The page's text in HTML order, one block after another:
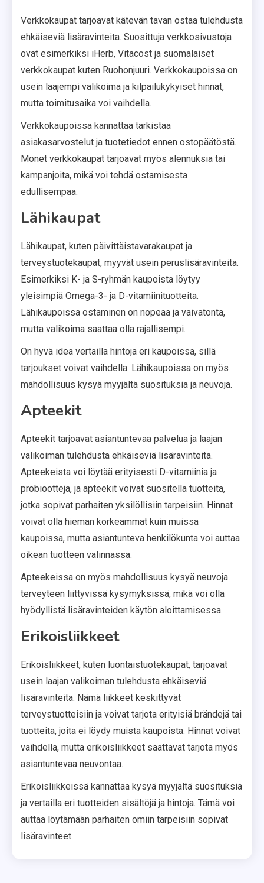
Verkkokaupat tarjoavat kätevän tavan ostaa tulehdusta
ehkäiseviä lisäravinteita. Suosittuja verkkosivustoja
ovat esimerkiksi iHerb, Vitacost ja suomalaiset
verkkokaupat kuten Ruohonjuuri. Verkkokaupoissa on
usein laajempi valikoima ja kilpailukykyiset hinnat,
mutta toimitusaika voi vaihdella.
Verkkokaupoissa kannattaa tarkistaa
asiakasarvostelut ja tuotetiedot ennen ostopäätöstä.
Monet verkkokaupat tarjoavat myös alennuksia tai
kampanjoita, mikä voi tehdä ostamisesta
edullisempaa.
Lähikaupat
Lähikaupat, kuten päivittäistavarakaupat ja
terveystuotekaupat, myyvät usein peruslisäravinteita.
Esimerkiksi K- ja S-ryhmän kaupoista löytyy
yleisimpiä Omega-3- ja D-vitamiinituotteita.
Lähikaupoissa ostaminen on nopeaa ja vaivatonta,
mutta valikoima saattaa olla rajallisempi.
On hyvä idea vertailla hintoja eri kaupoissa, sillä
tarjoukset voivat vaihdella. Lähikaupoissa on myös
mahdollisuus kysyä myyjältä suosituksia ja neuvoja.
Apteekit
Apteekit tarjoavat asiantuntevaa palvelua ja laajan
valikoiman tulehdusta ehkäiseviä lisäravinteita.
Apteekeista voi löytää erityisesti D-vitamiinia ja
probiootteja, ja apteekit voivat suositella tuotteita,
jotka sopivat parhaiten yksilöllisiin tarpeisiin. Hinnat
voivat olla hieman korkeammat kuin muissa
kaupoissa, mutta asiantunteva henkilökunta voi auttaa
oikean tuotteen valinnassa.
Apteekeissa on myös mahdollisuus kysyä neuvoja
terveyteen liittyvissä kysymyksissä, mikä voi olla
hyödyllistä lisäravinteiden käytön aloittamisessa.
Erikoisliikkeet
Erikoisliikkeet, kuten luontaistuotekaupat, tarjoavat
usein laajan valikoiman tulehdusta ehkäiseviä
lisäravinteita. Nämä liikkeet keskittyvät
terveystuotteisiin ja voivat tarjota erityisiä brändejä tai
tuotteita, joita ei löydy muista kaupoista. Hinnat voivat
vaihdella, mutta erikoisliikkeet saattavat tarjota myös
asiantuntevaa neuvontaa.
Erikoisliikkeissä kannattaa kysyä myyjältä suosituksia
ja vertailla eri tuotteiden sisältöjä ja hintoja. Tämä voi
auttaa löytämään parhaiten omiin tarpeisiin sopivat
lisäravinteet.